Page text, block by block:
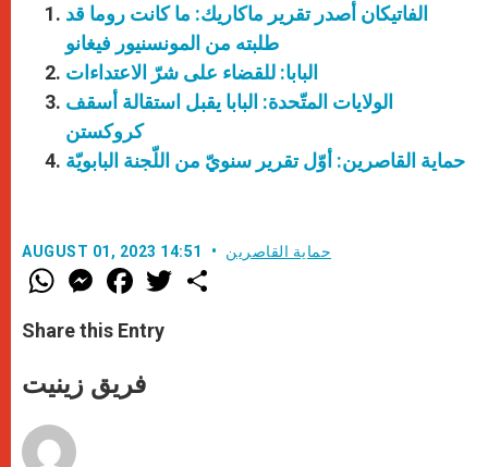
الفاتيكان أصدر تقرير ماكاريك: ما كانت روما قد
طلبته من المونسنيور فيغانو
البابا: للقضاء على شرّ الاعتداءات
الولايات المتّحدة: البابا يقبل استقالة أسقف
كروكستن
حماية القاصرين: أوّل تقرير سنويّ من اللّجنة البابويّة
AUGUST 01, 2023 14:51 حماية القاصرين
W
h
t
s
p
p
M
e
s
e
g
e
F
a
e
b
o
k
w
Share this Entry
فريق زينيت